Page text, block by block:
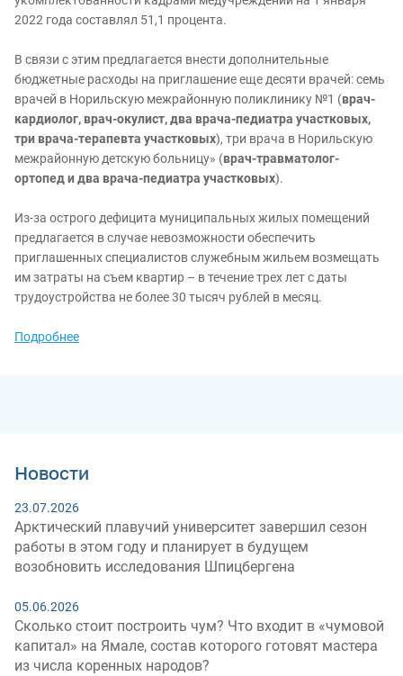
2022 года составлял 51,1 процента.
В связи с этим предлагается внести дополнительные
бюджетные расходы на приглашение еще десяти врачей: семь
врачей в Норильскую межрайонную поликлинику №1 (врач-
кардиолог, врач-окулист, два врача-педиатра участковых,
три врача-терапевта участковых), три врача в Норильскую
межрайонную детскую больницу» (врач-травматолог-
ортопед и два врача-педиатра участковых).
Из-за острого дефицита муниципальных жилых помещений
предлагается в случае невозможности обеспечить
приглашенных специалистов служебным жильем возмещать
им затраты на съем квартир – в течение трех лет с даты
трудоустройства не более 30 тысяч рублей в месяц.
Подробнее
Новости
23.07.2026
Арктический плавучий университет завершил сезон
работы в этом году и планирует в будущем
возобновить исследования Шпицбергена
05.06.2026
Сколько стоит построить чум? Что входит в «чумовой
капитал» на Ямале, состав которого готовят мастера
из числа коренных народов?